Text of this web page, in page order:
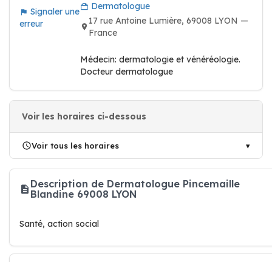
Signaler une
erreur
Dermatologue
17 rue Antoine Lumière, 69008 LYON —
France
Médecin: dermatologie et vénéréologie.
Docteur dermatologue
Voir les horaires ci-dessous
Voir tous les horaires
Description de Dermatologue Pincemaille
Blandine 69008 LYON
Santé, action social